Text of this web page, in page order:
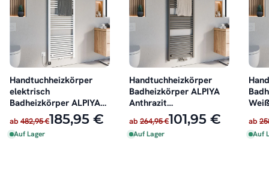
Handtuchheizkörper
elektrisch
Badheizkörper ALPIYA
Weiß inkl. Heizstab
ab 482,95 €185,95 €
Auf Lager
Handtuchheizkörper
Badheizkörper ALPIYA
Anthrazit
Mittelanschluss
ab 264,95 €101,95 €
Auf Lager
ab
Auf